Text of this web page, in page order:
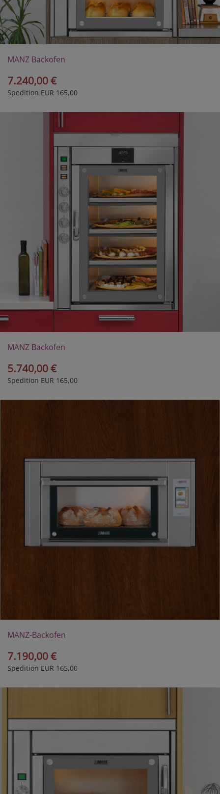
MANZ Backofen
7.240,00 €
Spedition EUR 165,00
MANZ Backofen
5.740,00 €
Spedition EUR 165,00
MANZ-Backofen
7.190,00 €
Spedition EUR 165,00